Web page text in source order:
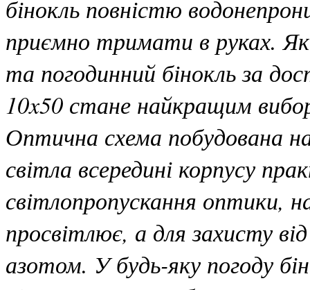
бінокль повністю
приємно тримати в руках.
та погодинний бінокль за
10x50 стане найкращим
Оптична схема побудована
світла всередині корпусу
світлопропускання оптики,
просвітлює, а для захисту
азотом. У будь-яку погоду